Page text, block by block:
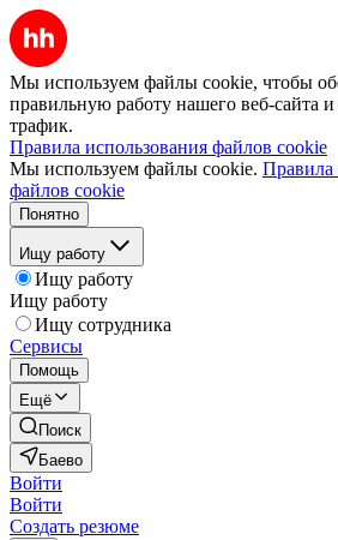
Мы используем файлы cookie, чтобы
правильную работу нашего веб-сайта и
трафик.
Правила использования файлов cookie
Мы используем файлы cookie. Правила
файлов cookie
Понятно
Ищу работу
Ищу работу
Ищу работу
Ищу сотрудника
Сервисы
Помощь
Ещё
Поиск
Баево
Войти
Войти
Создать резюме